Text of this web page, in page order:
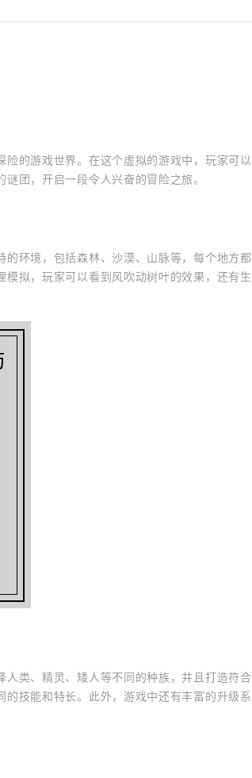
的游戏世界。在这个虚拟的游戏中，玩家可以
团，开启一段令人兴奋的冒险之旅。
环境，包括森林、沙漠、山脉等，每个地方都
拟，玩家可以看到风吹动树叶的效果，还有生
类、精灵、矮人等不同的种族，并且打造符合
技能和特长。此外，游戏中还有丰富的升级系